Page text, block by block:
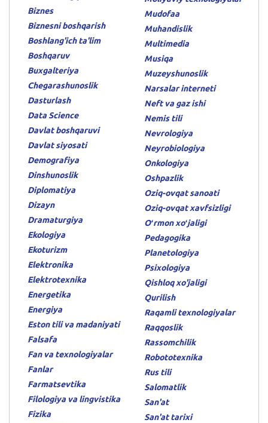
Biznes
Biznesni boshqarish
Boshlang'ich ta'lim
Boshqaruv
Buxgalteriya
Chegarashunoslik
Dasturlash
Data Science
Davlat boshqaruvi
Davlat siyosati
Demografiya
Dinshunoslik
Diplomatiya
Dizayn
Dramaturgiya
Ekologiya
Ekoturizm
Elektronika
Elektrotexnika
Energetika
Energiya
Eston tili va madaniyati
Falsafa
Fan va texnologiyalar
Fanlar
Farmatsevtika
Filologiya va lingvistika
Fizika
Mudofaa
Muhandislik
Multimedia
Musiqa
Muzeyshunoslik
Narsalar interneti
Neft va gaz ishi
Nemis tili
Nevrologiya
Neyrobiologiya
Onkologiya
Oshpazlik
Oziq-ovqat sanoati
Oziq-ovqat xavfsizligi
Oʻrmon xoʻjaligi
Pedagogika
Planetologiya
Psixologiya
Qishloq xo'jaligi
Qurilish
Raqamli texnologiyalar
Raqqoslik
Rassomchilik
Robototexnika
Rus tili
Salomatlik
San'at
San'at tarixi